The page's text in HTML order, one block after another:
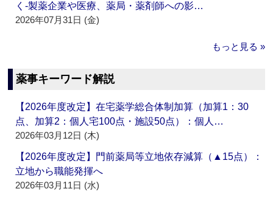
く‐製薬企業や医療、薬局・薬剤師への影…
2026年07月31日 (金)
もっと見る »
薬事キーワード解説
【2026年度改定】在宅薬学総合体制加算（加算1：30
点、加算2：個人宅100点・施設50点）：個人…
2026年03月12日 (木)
【2026年度改定】門前薬局等立地依存減算（▲15点）：
立地から職能発揮へ
2026年03月11日 (水)